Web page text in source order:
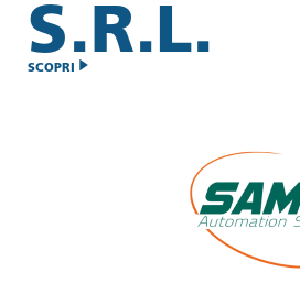
S.R.L.
SCOPRI